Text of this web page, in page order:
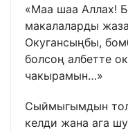
«Маа шаа Аллах!
макалаларды
Окугансыңбы,
болсоң албетте
чакырамын…»
Сыймыгымдын
келди жана ага